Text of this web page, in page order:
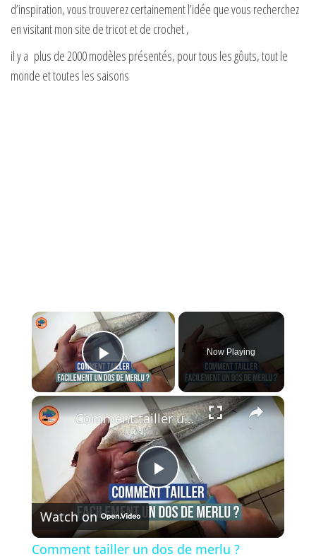
d’inspiration, vous trouverez certainement l’idée que vous recherchez
en visitant mon site de tricot et de crochet ,
il y a plus de 2000 modèles présentés, pour tous les gôuts, tout le
monde et toutes les saisons
×
Play Video
Now Playing
×
P
l
Comment tailler un dos de merlu ?
Watch on
Comment tailler un dos de merlu ?